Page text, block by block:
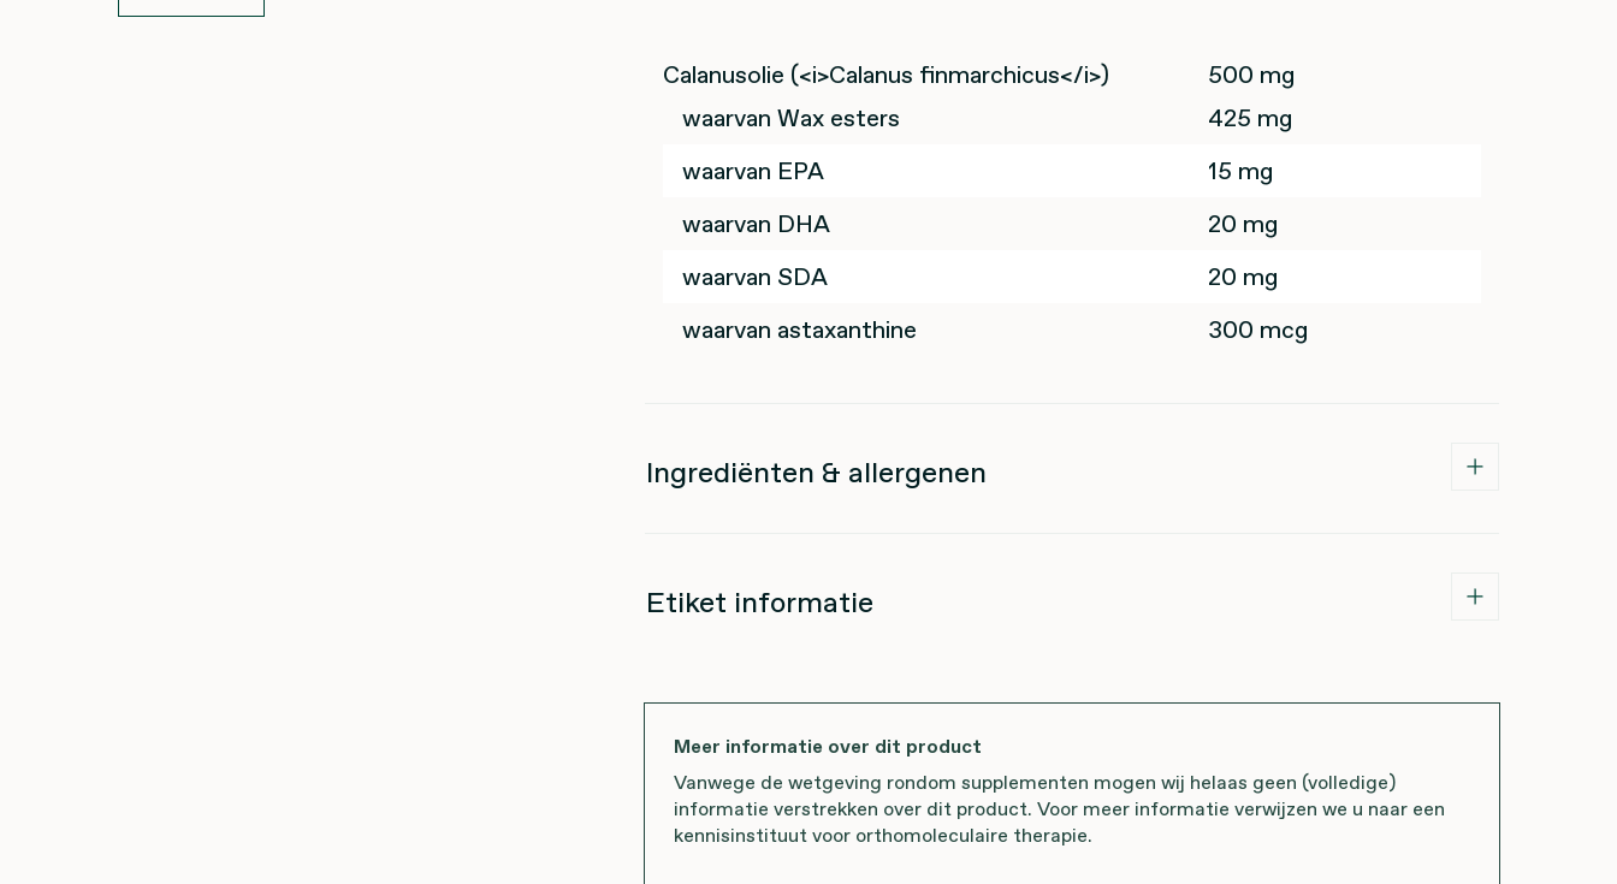
Calanusolie (<i>Calanus finmarchicus</i>)
500 mg
waarvan Wax esters
425 mg
waarvan EPA
15 mg
waarvan DHA
20 mg
waarvan SDA
20 mg
waarvan astaxanthine
300 mcg
Ingrediënten & allergenen
Etiket informatie
Meer informatie over dit product
Vanwege de wetgeving rondom supplementen mogen wij helaas geen (volledige)
informatie verstrekken over dit product. Voor meer informatie verwijzen we u naar een
kennisinstituut voor orthomoleculaire therapie.